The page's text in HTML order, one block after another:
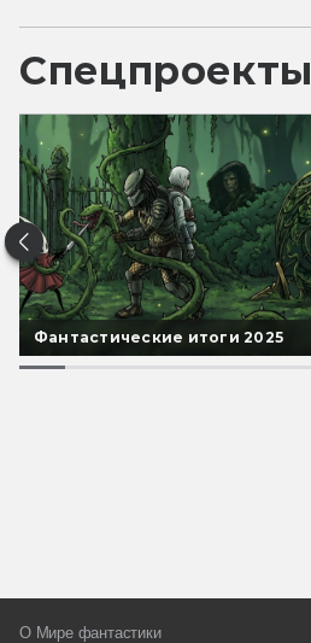
Спецпроекты
Фантастические итоги 2025
О Мире фантастики